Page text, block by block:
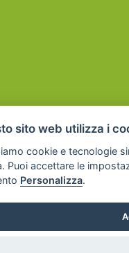
sito web utilizza i
cookie e tecnologie
Puoi accettare le
Personalizza.